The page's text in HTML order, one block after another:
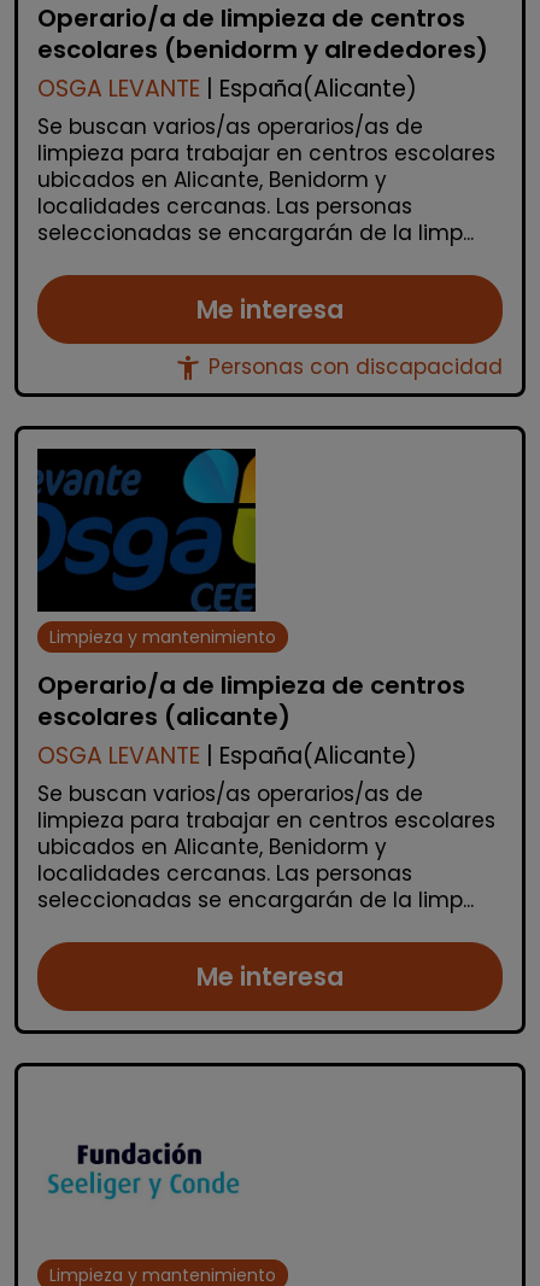
Operario/a de limpieza de centros
escolares (benidorm y alrededores)
OSGA LEVANTE | España(Alicante)
Se buscan varios/as operarios/as de
limpieza para trabajar en centros escolares
ubicados en Alicante, Benidorm y
localidades cercanas. Las personas
seleccionadas se encargarán de la limp...
Me interesa
accessibility_new Personas con discapacidad
Limpieza y mantenimiento
Operario/a de limpieza de centros
escolares (alicante)
OSGA LEVANTE | España(Alicante)
Se buscan varios/as operarios/as de
limpieza para trabajar en centros escolares
ubicados en Alicante, Benidorm y
localidades cercanas. Las personas
seleccionadas se encargarán de la limp...
Me interesa
Limpieza y mantenimiento